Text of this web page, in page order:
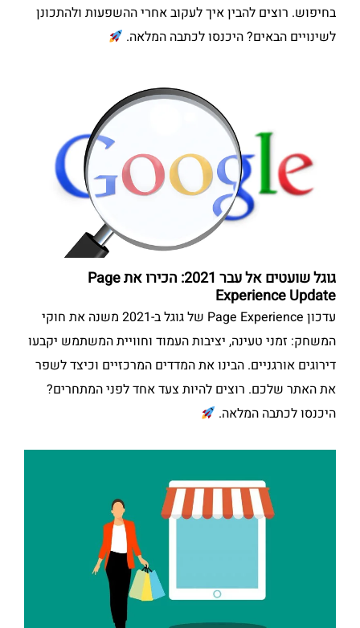
בחיפוש. רוצים להבין איך לעקוב אחרי ההשפעות ולהתכונן
לשינויים הבאים? היכנסו לכתבה המלאה.
גוגל שועטים אל עבר 2021: הכירו את Page
Experience Update
עדכון Page Experience של גוגל ב-2021 משנה את חוקי
המשחק: זמני טעינה, יציבות העמוד וחוויית המשתמש יקבעו
דירוגים אורגניים. הבינו את המדדים המרכזיים וכיצד לשפר
את האתר שלכם. רוצים להיות צעד אחד לפני המתחרים?
היכנסו לכתבה המלאה.